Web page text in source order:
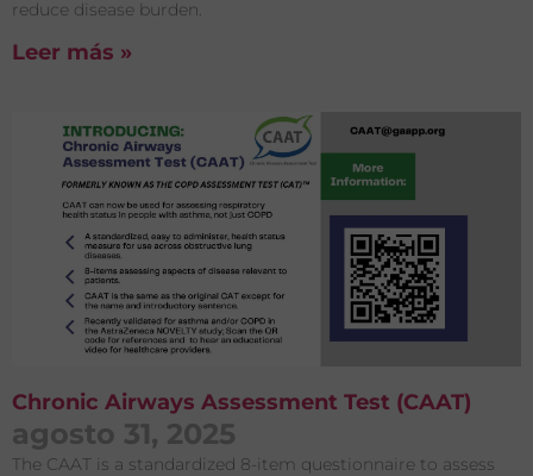
reduce disease burden.
Leer más »
Chronic Airways Assessment Test (CAAT)
agosto 31, 2025
The CAAT is a standardized 8-item questionnaire to assess